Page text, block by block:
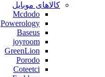
کالاهای موبایل
Mcdodo
Powerology
Baseus
joyroom
GreenLion
Porodo
Coteetci